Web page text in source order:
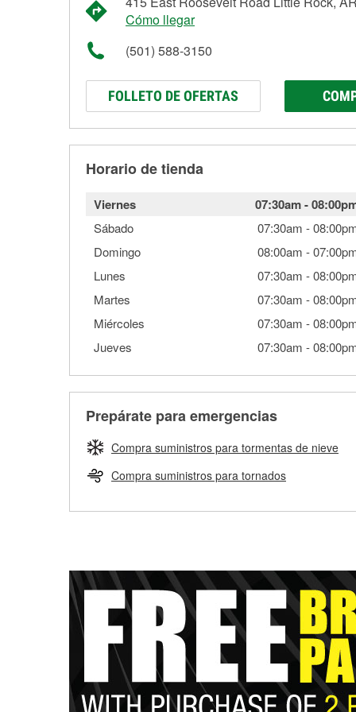
Cómo llegar
(501) 588-3150
FOLLETO DE OFERTAS
Horario de tienda
Viernes 07:30am-
Sábado 07:30am -
Domingo
08:00am -
Lunes
07:30am -
Martes
07:30am -
Miércoles
07:30am -
Jueves
07:30am -
Prepárate para emergencias
Compra suministros para tormentas de nieve
Compra suministros para tornados